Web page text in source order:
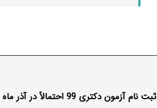
ثبت نام آزمون دکتری 99 احتمالاً در آذر ماه سال جاری آغاز خواهد شد.